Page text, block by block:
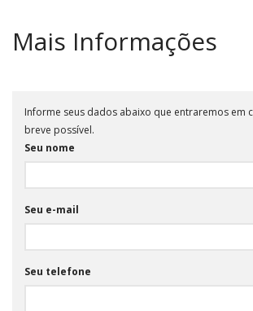
Mais Informações
Informe seus dados abaixo que entraremos em
breve possível.
Seu nome
Seu e-mail
Seu telefone